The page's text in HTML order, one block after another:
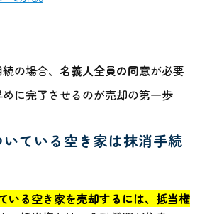
の場合、 名義人全員の同意が必要
に完了させるのが売却の第一歩
ている空き家は抹消手続
いる空き家を売却するには、抵当権